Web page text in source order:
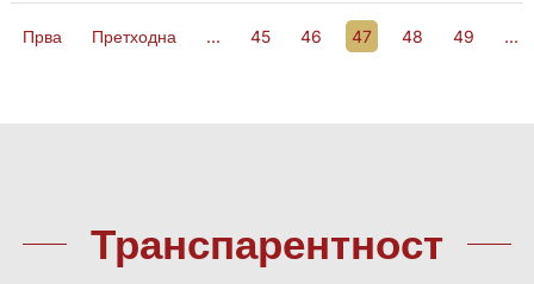
Прва Претходна ... 45 46 47 48 49 ...
Транспарентност